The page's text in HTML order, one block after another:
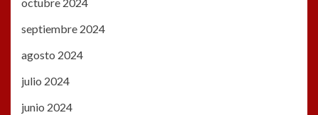
septiembre 2024
agosto 2024
julio 2024
junio 2024